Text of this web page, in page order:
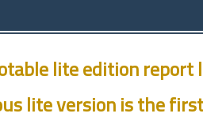
lite edition report
lite version is the